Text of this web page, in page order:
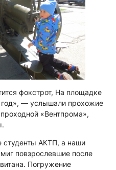
фокстрот, На площадке
— услышали прохожие
«Вентпрома»,
студенты АКТП, а наши
повзрослевшие после
Погружение